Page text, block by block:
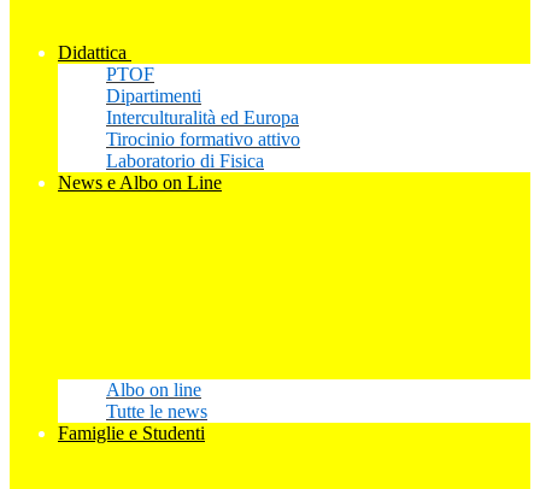
Didattica
PTOF
Dipartimenti
Interculturalità ed Europa
Tirocinio formativo attivo
Laboratorio di Fisica
News e Albo on Line
Albo on line
Tutte le news
Famiglie e Studenti